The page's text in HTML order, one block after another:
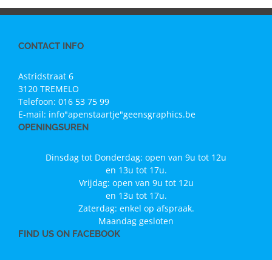
CONTACT INFO
Astridstraat 6
3120 TREMELO
Telefoon: 016 53 75 99
E-mail: info"apenstaartje"geensgraphics.be
OPENINGSUREN
Dinsdag tot Donderdag: open van 9u tot 12u
en 13u tot 17u.
Vrijdag: open van 9u tot 12u
en 13u tot 17u.
Zaterdag: enkel op afspraak.
Maandag gesloten
FIND US ON FACEBOOK